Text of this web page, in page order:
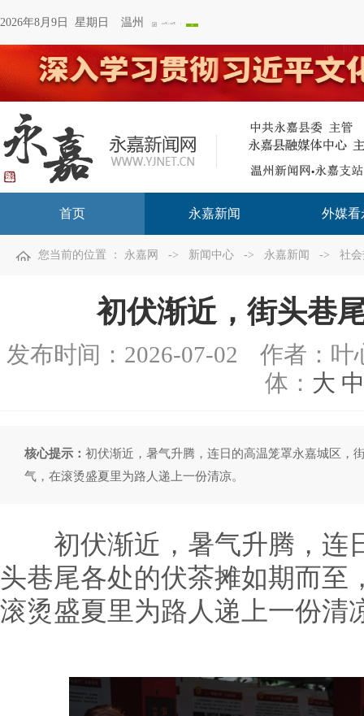
2026年8月9日 星期日 温州
首页 永嘉新闻 外媒看
您当前的位置 ： 永嘉网 -> 新闻中心 -> 永嘉新闻 -> 社
初伏渐近，街头巷
发布时间： 2026-07-02
作者：叶
体： 大 中
核心提示： 初伏渐近，暑气升腾，连日的高温笼罩永嘉城区，
气，在滚烫盛夏里为路人递上一份清凉。
初伏渐近，暑气升腾，连
头巷尾各处的伏茶摊如期而至
滚烫盛夏里为路人递上一份清